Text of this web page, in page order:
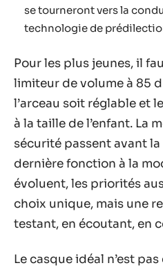
se tourneront vers la
technologie de
Pour les plus jeunes, il
limiteur de volume à 85
l’arceau soit réglable et
à la taille de l’enfant. La
sécurité passent avant
dernière fonction à la
évoluent, les priorités
choix unique, mais une
testant, en écoutant, en
Le casque idéal n’est